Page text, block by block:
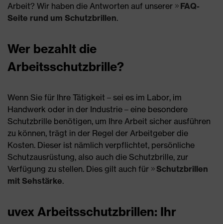
Arbeit? Wir haben die Antworten auf unserer
FAQ-
Seite rund um Schutzbrillen.
Wer bezahlt die
Arbeitsschutzbrille?
Wenn Sie für Ihre Tätigkeit – sei es im Labor, im
Handwerk oder in der Industrie – eine besondere
Schutzbrille benötigen, um Ihre Arbeit sicher ausführen
zu können, trägt in der Regel der Arbeitgeber die
Kosten. Dieser ist nämlich verpflichtet, persönliche
Schutzausrüstung, also auch die Schutzbrille, zur
Verfügung zu stellen. Dies gilt auch für
Schutzbrillen
mit Sehstärke.
uvex Arbeitsschutzbrillen: Ihr